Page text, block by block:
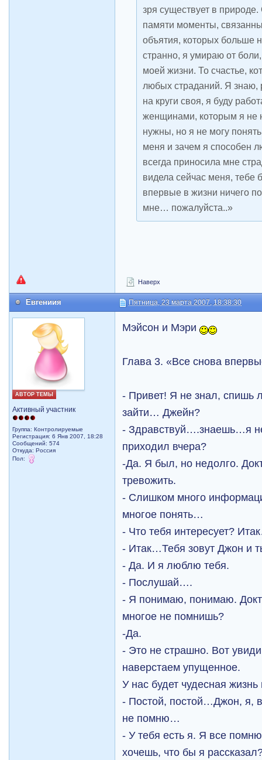
зря существует в
памяти моменты,
объятия, которых больше
странно, я умираю от
моей жизни. То счастье,
любых страданий. Я знаю,
на круги своя, я буду
женщинами, которым я не
нужны, но я не могу
меня и зачем я способен
всегда приносила мне
видела сейчас меня, тебе
впервые в жизни ничего
мне… пожалуйста..»
Наверх
Евгениия Пятница, 23 марта 2007, 18:38:30
АВТОР ТЕМЫ
Активный участник
Группа: Контролируемые
Регистрация: 6 Янв 2007, 18:28
Сообщений: 574
Откуда: Рoccия
Пол:
Мэйсон и Мэри
Глава 3. «Все снова
- Привет! Я не знал, спишь
зайти… Джейн?
- Здравствуй….знаешь…я
приходил вчера?
-Да. Я был, но недолго.
тревожить.
- Слишком много
многое понять…
- Что тебя интересует?
- Итак…Тебя зовут Джон и
- Да. И я люблю тебя.
- Послушай….
- Я понимаю, понимаю.
многое не помнишь?
-Да.
- Это не страшно. Вот
наверстаем упущенное.
У нас будет чудесная
- Постой, постой…Джон, я,
не помню…
- У тебя есть я. Я все
хочешь, что бы я